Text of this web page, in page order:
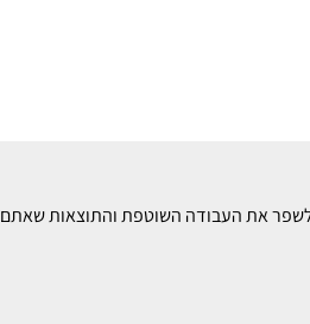
איך אפשר לשפר את העבודה השוטפת והתוצאות שאתם